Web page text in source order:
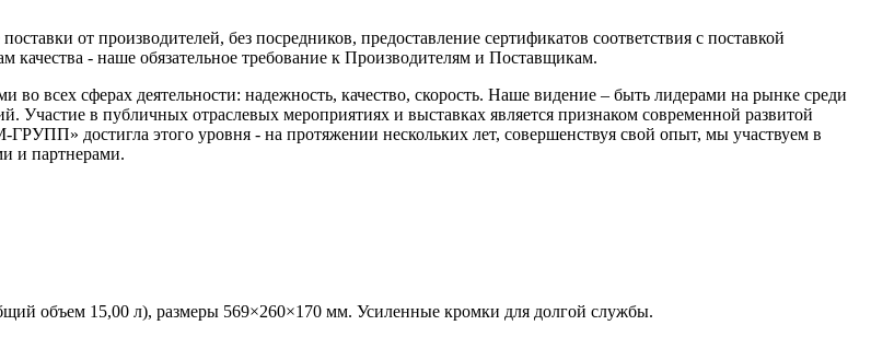
от производителей, без посредников, предоставление сертификатов соответствия с поставкой
- наше обязательное требование к Производителям и Поставщикам.
всех сферах деятельности: надежность, качество, скорость. Наше видение – быть лидерами на рынке среди
в публичных отраслевых мероприятиях и выставках является признаком современной развитой
достигла этого уровня - на протяжении нескольких лет, совершенствуя свой опыт, мы участвуем в
и партнерами.
объем 15,00 л), размеры 569×260×170 мм. Усиленные кромки для долгой службы.